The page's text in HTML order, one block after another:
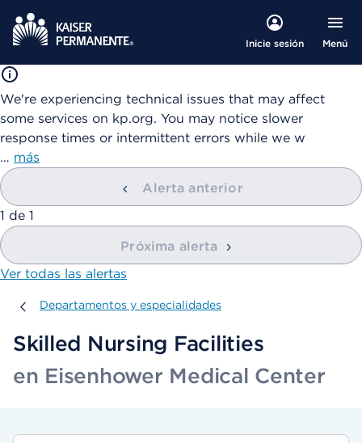
Inicie sesión Menú
We're experiencing technical issues that may affect
some services on kp.org. You may notice slower
response times or intermittent errors while we w
… más
Alerta anterior
mostrando
1 de 1
Próxima alerta
Ver todas las alertas
Departamentos y especialidades
Departamentos y especialidades
Skilled Nursing Facilities
en Eisenhower Medical Center